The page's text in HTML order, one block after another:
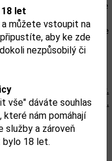
let
můžete vstoupit na
aby ke zde
nezpůsobilý či
vše" dáváte souhlas
nám pomáhají
služby a zároveň
bylo 18 let.
Chabot. Každá etiketa je
je utesnená zlatým
môžete vybrať z Paradise
1901. Ročníky,
opýtať, radi vám zistíme
obsahovať alergény.
na obale výrobku.